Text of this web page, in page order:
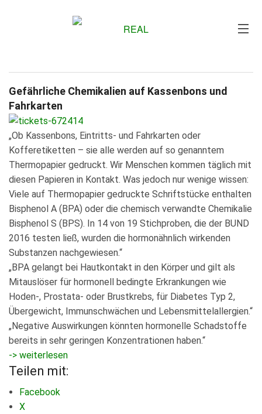
Gefährliche Chemikalien auf Kassenbons und
Fahrkarten
„Ob Kassenbons, Eintritts- und Fahrkarten oder
Kofferetiketten – sie alle werden auf so genanntem
Thermopapier gedruckt. Wir Menschen kommen täglich mit
diesen Papieren in Kontakt. Was jedoch nur wenige wissen:
Viele auf Thermopapier gedruckte Schriftstücke enthalten
Bisphenol A (BPA) oder die chemisch verwandte Chemikalie
Bisphenol S (BPS). In 14 von 19 Stichproben, die der BUND
2016 testen ließ, wurden die hormonähnlich wirkenden
Substanzen nachgewiesen.“
„BPA gelangt bei Hautkontakt in den Körper und gilt als
Mitauslöser für hormonell bedingte Erkrankungen wie
Hoden-, Prostata- oder Brustkrebs, für Diabetes Typ 2,
Übergewicht, Immunschwächen und Lebensmittelallergien.“
„Negative Auswirkungen könnten hormonelle Schadstoffe
bereits in sehr geringen Konzentrationen haben.“
-> weiterlesen
Teilen mit:
Facebook
X